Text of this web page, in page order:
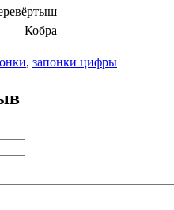
Кобра
, запонки цифры